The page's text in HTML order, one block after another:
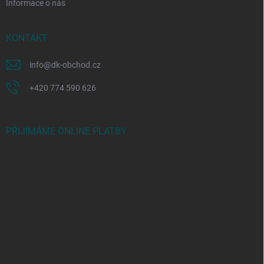
Informace o nás
KONTAKT
info@dk-obchod.cz
+420 774 590 626
PŘIJÍMÁME ONLINE PLATBY